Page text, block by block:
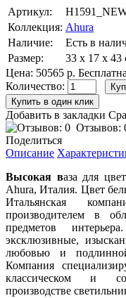
Артикул:
Коллекция: Ahura
Наличие:
Есть в
Размер:
33 х 17 х 43
Цена: 50565 р.
Количество:
Добавить в закладки
Отзывов:
Поделиться
Описание
Высокая ваза для
Ahura, Италия. Цвет
Итальянская
производителем в
предметов
эксклюзивные,
любовью и
Компания
классическом и
производстве